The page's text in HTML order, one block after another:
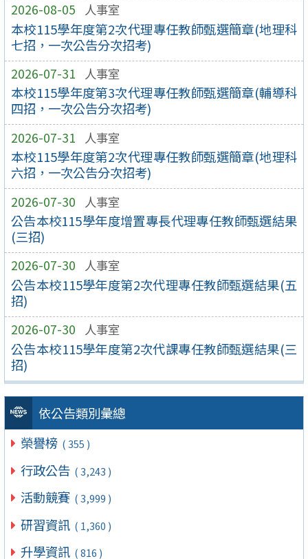
2026-08-05 人事室
本校115學年度第2次代理專任教師甄選簡章(地理科
七招，一次公告分次招考)
2026-07-31 人事室
本校115學年度第3次代理專任教師甄選簡章(輔導科
四招，一次公告分次招考)
2026-07-31 人事室
本校115學年度第2次代理專任教師甄選簡章(地理科
六招，一次公告分次招考)
2026-07-30 人事室
公告本校115學年度增置專長代理專任教師甄選結果
(三招)
2026-07-30 人事室
公告本校115學年度第2次代理專任教師甄選結果(五
招)
2026-07-30 人事室
公告本校115學年度第2次代課專任教師甄選結果(三
招)
依公告類別彙總
榮譽榜 ( 355 )
行政公告 ( 3,243 )
活動競賽 ( 3,999 )
研習資訊 ( 1,360 )
升學資訊 ( 816 )